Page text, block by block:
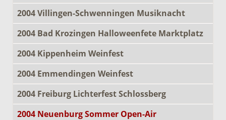
2004 Villingen-Schwenningen Musiknacht
2004 Bad Krozingen Halloweenfete Marktplatz
2004 Kippenheim Weinfest
2004 Emmendingen Weinfest
2004 Freiburg Lichterfest Schlossberg
2004 Neuenburg Sommer Open-Air